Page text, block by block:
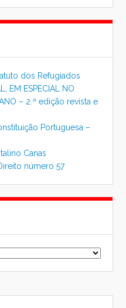
dos Refugiados
EM ESPECIAL NO
– 2.ª edição revista e
Portuguesa –
Canas
número 57